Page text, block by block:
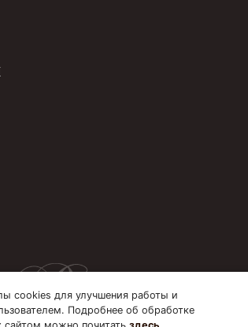
cookies для улучшения работы и
Подробнее об обработке